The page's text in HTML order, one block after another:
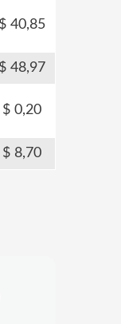
40,85
48,97
0,20
8,70